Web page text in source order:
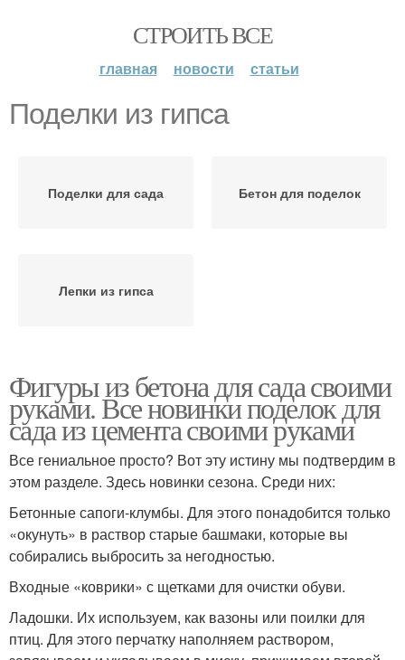
СТРОИТЬ ВСЕ
главная новости статьи
Поделки из гипса
Поделки для сада Бетон для поделок
Лепки из гипса
Фигуры из бетона для сада своими
руками. Все новинки поделок для
сада из цемента своими руками
Все гениальное просто? Вот эту истину мы подтвердим в
этом разделе. Здесь новинки сезона. Среди них:
Бетонные сапоги-клумбы. Для этого понадобится только
«окунуть» в раствор старые башмаки, которые вы
собирались выбросить за негодностью.
Входные «коврики» с щетками для очистки обуви.
Ладошки. Их используем, как вазоны или поилки для
птиц. Для этого перчатку наполняем раствором,